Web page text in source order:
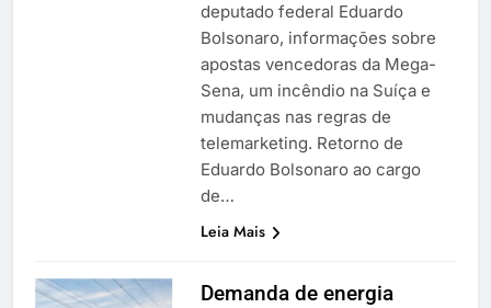
deputado federal Eduardo
Bolsonaro, informações sobre
apostas vencedoras da Mega-
Sena, um incêndio na Suíça e
mudanças nas regras de
telemarketing. Retorno de
Eduardo Bolsonaro ao cargo
de…
Leia Mais
Demanda de energia